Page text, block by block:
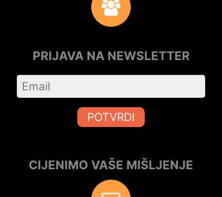
PRIJAVA NA NEWSLETTER
POTVRDI
CIJENIMO VAŠE MIŠLJENJE